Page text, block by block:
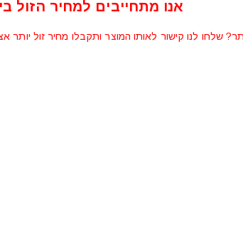
אנו מתחייבים למחיר הזול
שלחו לנו קישור לאותו המוצר ותקבלו מחיר זול יותר